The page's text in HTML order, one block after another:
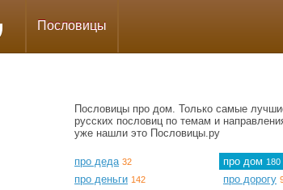
Пословицы
Пословицы про дом. Только самые
русских пословиц по темам и
уже нашли это Пословицы.ру
про деда 32
про деньги 142
про дом 180
про дорогу